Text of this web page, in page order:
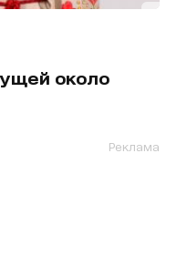
около
Реклама